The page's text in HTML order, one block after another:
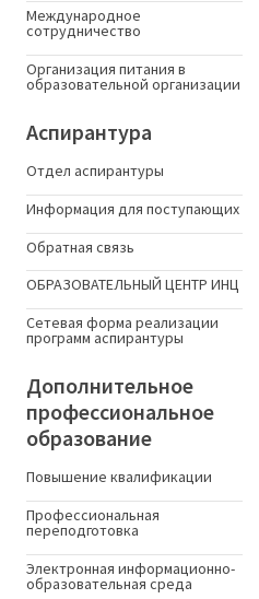
Международное
сотрудничество
Организация питания в
образовательной организации
Аспирантура
Отдел аспирантуры
Информация для поступающих
Обратная связь
ОБРАЗОВАТЕЛЬНЫЙ ЦЕНТР ИНЦ
Сетевая форма реализации
программ аспирантуры
Дополнительное
профессиональное
образование
Повышение квалификации
Профессиональная
переподготовка
Электронная информационно-
образовательная среда